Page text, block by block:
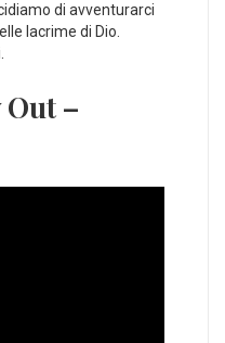
di avventurarci
lacrime di Dio.
Out –